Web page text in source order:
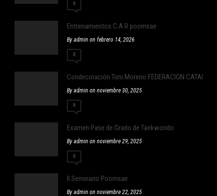
0
Entrenamientos C.A.R poomsae
By admin on febrero 14, 2026
0
Condecoración Toni Moreno FEDERACION
By admin on noviembre 30, 2025
0
Examen Pase de Grado de Taekwondo
By admin on noviembre 29, 2025
0
II Seminario Poomsae
By admin on noviembre 22, 2025